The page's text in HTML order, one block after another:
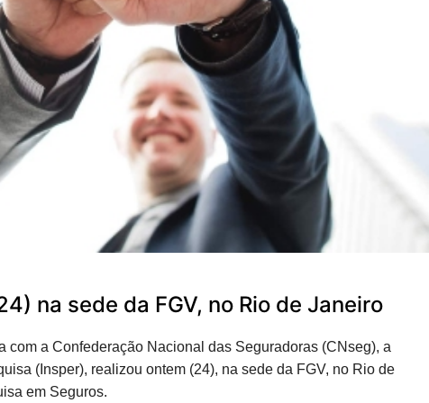
na sede da FGV, no Rio de Janeiro
a Confederação Nacional das Seguradoras (CNseg), a
(Insper), realizou ontem (24), na sede da FGV, no Rio de
em Seguros.